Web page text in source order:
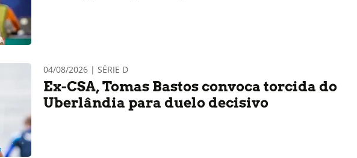
04/08/2026 | SÉRIE D
Ex-CSA, Tomas Bastos convoca torcida do
Uberlândia para duelo decisivo